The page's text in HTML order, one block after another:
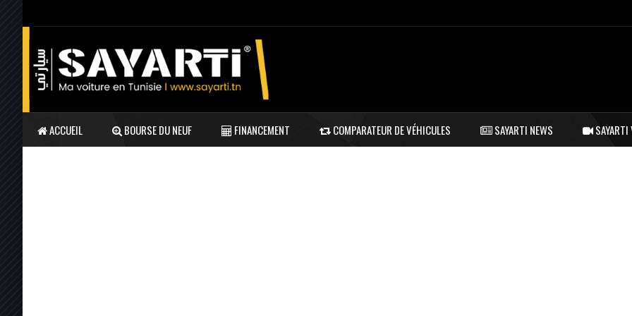
ACCUEIL BOURSE DU NEUF FINANCEMENT COMPARATEUR DE VÉHICULES SAYARTI NEWS